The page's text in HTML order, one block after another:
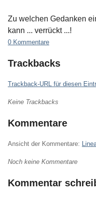
Zu welchen Gedanken
kann ... verrückt ...!
0 Kommentare
Trackbacks
Trackback-URL für diesen
Keine Trackbacks
Kommentare
Ansicht der Kommentare:
Noch keine Kommentare
Kommentar